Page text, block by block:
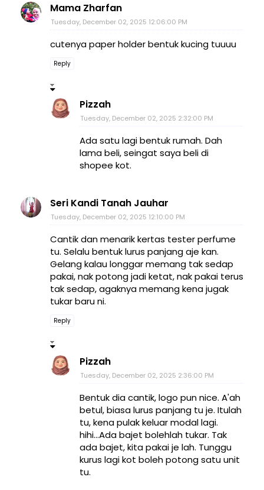
Mama Zharfan
Tuesday, December 02, 2025 12:06:00 PM
cutenya paper holder bentuk kucing tuuuu
Reply
Pizzah
Tuesday, December 02, 2025 2:32:00 PM
Ada satu lagi bentuk rumah. Dah
lama beli, seingat saya beli di
shopee kot.
Seri Kandi Tanah Jauhar
Tuesday, December 02, 2025 12:10:00 PM
Cantik dan menarik kertas tester perfume
tu. Selalu bentuk lurus panjang aje kan.
Gelang kalau longgar memang tak sedap
pakai, nak potong jadi ketat, nak pakai terus
tak sedap, agaknya memang kena jugak
tukar baru ni.
Reply
Pizzah
Tuesday, December 02, 2025 2:36:00 PM
Bentuk dia cantik, logo pun nice. A'ah
betul, biasa lurus panjang tu je. Itulah
tu, kena pulak keluar modal lagi.
hihi...Ada bajet bolehlah tukar. Tak
ada bajet, kita pakai je lah. Tunggu
kurus lagi kot boleh potong satu unit
tu.